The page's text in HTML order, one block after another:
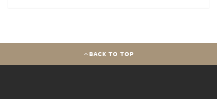
BACK TO TOP